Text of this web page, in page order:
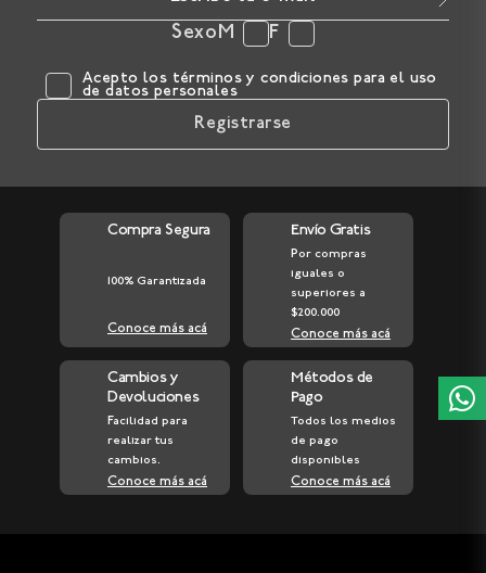
SexoM F
Acepto los términos y condiciones para el uso
de datos personales
Registrarse
Compra Segura
100% Garantizada
Conoce más acá
Envío Gratis
Por compras
iguales o
superiores a
$200.000
Conoce más acá
Cambios y
Devoluciones
Facilidad para
realizar tus
cambios.
Conoce más acá
Métodos de
Pago
Todos los medios
de pago
disponibles
Conoce más acá